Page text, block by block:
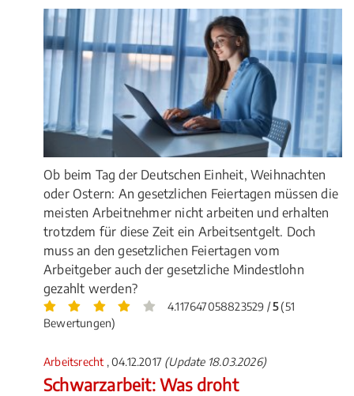
Ob beim Tag der Deutschen Einheit, Weihnachten
oder Ostern: An gesetzlichen Feiertagen müssen die
meisten Arbeitnehmer nicht arbeiten und erhalten
trotzdem für diese Zeit ein Arbeitsentgelt. Doch
muss an den gesetzlichen Feiertagen vom
Arbeitgeber auch der gesetzliche Mindestlohn
gezahlt werden?
4.117647058823529 /5(51
Bewertungen)
Arbeitsrecht , 04.12.2017 (Update 18.03.2026)
Schwarzarbeit: Was droht